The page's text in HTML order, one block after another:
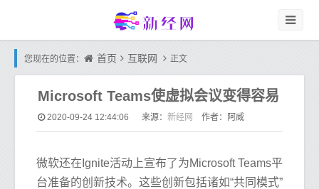
您现在的位置： 首页 互联网 正文
Microsoft Teams使虚拟会议变得容易
2020-09-24 12:44:06 来源： 新经网 作者：阿威
微软还在Ignite活动上宣布了为Microsoft Teams平
台准备的创新技术。这些创新包括诸如“共同模式”